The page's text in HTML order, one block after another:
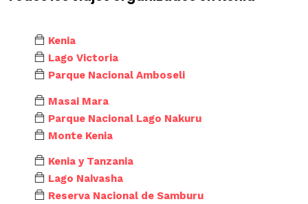
Kenia
Lago Victoria
Parque Nacional Amboseli
Masai Mara
Parque Nacional Lago Nakuru
Monte Kenia
Kenia y Tanzania
Lago Naivasha
Reserva Nacional de Samburu